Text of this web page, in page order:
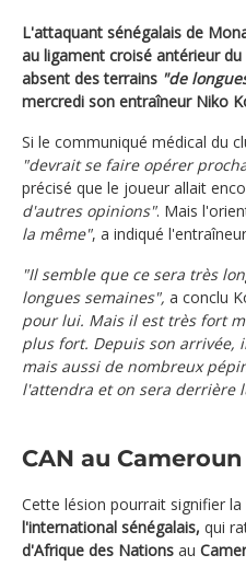
L'attaquant sénégalais de
au ligament croisé antérieur
absent des terrains "de
mercredi son entraîneur Niko
Si le communiqué médical du
"devrait se faire opérer
précisé que le joueur allait
d'autres opinions". Mais
la même", a indiqué
"Il semble que ce sera très
longues semaines", a conclu
pour lui. Mais il est très fort
plus fort. Depuis son arrivée,
mais aussi de nombreux
l'attendra et on sera derrière
CAN au Cameroun
Cette lésion pourrait signifier la
l'international sénégalais, qui
d'Afrique des Nations au